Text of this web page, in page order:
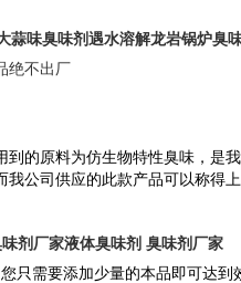
蒜味臭味剂遇水溶解龙岩锅炉臭
绝不出厂
到的原料为仿生物特性臭味，是
我公司供应的此款产品可以称得
剂厂家液体臭味剂 臭味剂厂家
只需要添加少量的本品即可达